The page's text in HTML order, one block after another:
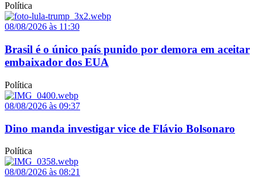
Política
08/08/2026 às 11:30
Brasil é o único país punido por demora em aceitar
embaixador dos EUA
Política
08/08/2026 às 09:37
Dino manda investigar vice de Flávio Bolsonaro
Política
08/08/2026 às 08:21